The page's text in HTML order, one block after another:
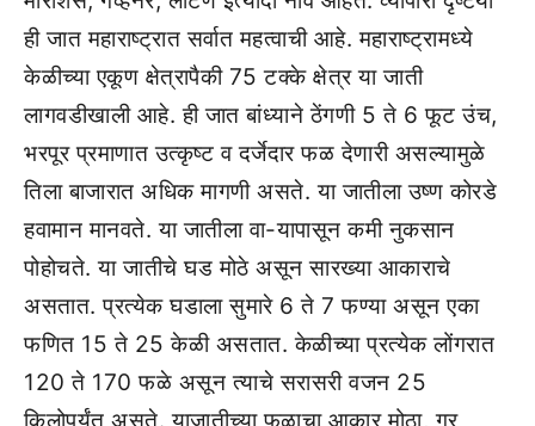
ही जात महाराष्‍ट्रात सर्वात महत्‍वाची आहे. महाराष्‍ट्रामध्‍ये
केळीच्‍या एकूण क्षेत्रापैकी 75 टक्‍के क्षेत्र या जाती
लागवडीखाली आहे. ही जात बांध्‍याने ठेंगणी 5 ते 6 फूट उंच,
भरपूर प्रमाणात उत्‍कृष्‍ट व दर्जेदार फळ देणारी असल्‍यामुळे
तिला बाजारात अधिक मागणी असते. या जातीला उष्‍ण कोरडे
हवामान मानवते. या जातीला वा-यापासून कमी नुकसान
पोहोचते. या जातीचे घड मोठे असून सारख्‍या आकाराचे
असतात. प्रत्‍येक घडाला सुमारे 6 ते 7 फण्‍या असून एका
फणित 15 ते 25 केळी असतात. केळीच्‍या प्रत्‍येक लोंगरात
120 ते 170 फळे असून त्‍याचे सरासरी वजन 25